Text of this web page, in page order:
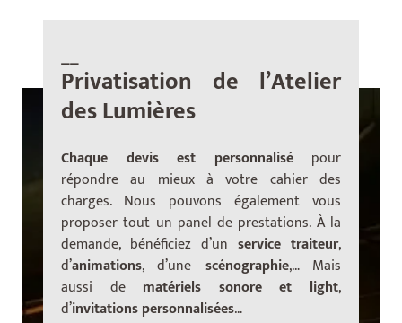
__
Privatisation de l’Atelier
des Lumières
Chaque devis est personnalisé pour
répondre au mieux à votre cahier des
charges. Nous pouvons également vous
proposer tout un panel de prestations. À la
demande, bénéficiez d’un service traiteur,
d’animations, d’une scénographie,… Mais
aussi de matériels sonore et light,
d’invitations personnalisées…